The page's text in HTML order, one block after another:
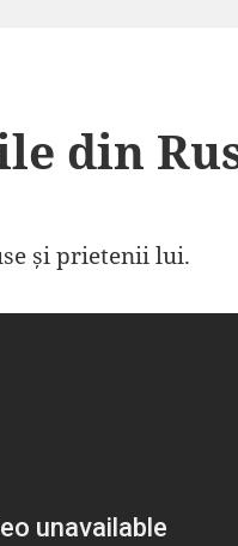
din
și prietenii lui.